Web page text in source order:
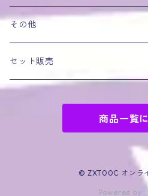
ヤサグレセーラー戦士シリーズ
OLシリーズ
パーツフェチ
その他
セット販売
商品一覧
© ZXT00C オンラ
Powered by